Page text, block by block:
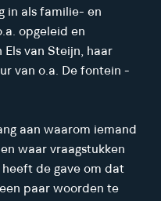
in als familie- en
opgeleid en
van Steijn, haar
van o.a. De fontein -
aan waarom iemand
waar vraagstukken
de gave om dat
paar woorden te